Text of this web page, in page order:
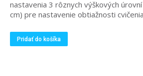
nastavenia 3 rôznych výškových
cm) pre nastavenie obtiažnosti
Pridať do košíka